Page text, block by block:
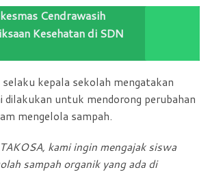
Cendrawasih
Kesehatan di SDN
selaku kepala sekolah mengatakan
dilakukan untuk mendorong perubahan
mengelola sampah.
kami ingin mengajak siswa
sampah organik yang ada di